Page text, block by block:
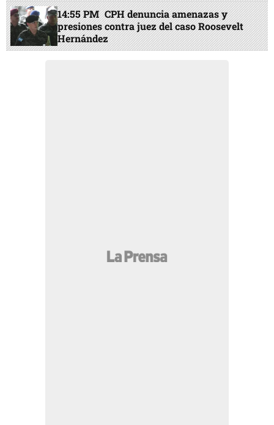
14:55 PM CPH denuncia amenazas y
presiones contra juez del caso Roosevelt
Hernández